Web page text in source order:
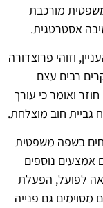
מורכבת
אסטרטגית.
וזוהי פרוצדורה
רבים עצם
ואומר כי עורך
גביית חוב מוצלחת.
בשפה משפטית
אמצעים נוספים
לפועל, הפעלת
מסוימים גם פנייה